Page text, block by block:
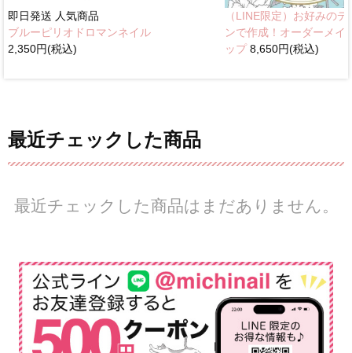
即日発送 人気商品
ブルーピリオドロマンネイル
2,350円(税込)
（LINE限定）お好みのデ
ンで作成！オーダーメイ
ップ8,650円(税込)
最近チェックした商品
最近チェックした商品はまだありません。